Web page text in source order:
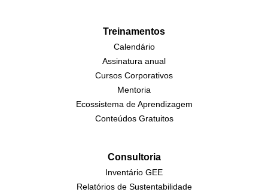
Treinamentos
Calendário
Assinatura anual
Cursos Corporativos
Mentoria
Ecossistema de Aprendizagem
Conteúdos Gratuitos
Consultoria
Inventário GEE
Relatórios de Sustentabilidade